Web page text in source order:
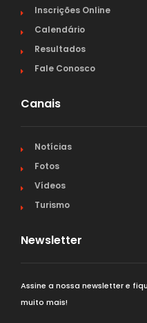
Inscrições Online
Calendário
Resultados
Fale Conosco
Canais
Notícias
Fotos
Vídeos
Turismo
Newsletter
Assine a nossa newsletter e
muito mais!